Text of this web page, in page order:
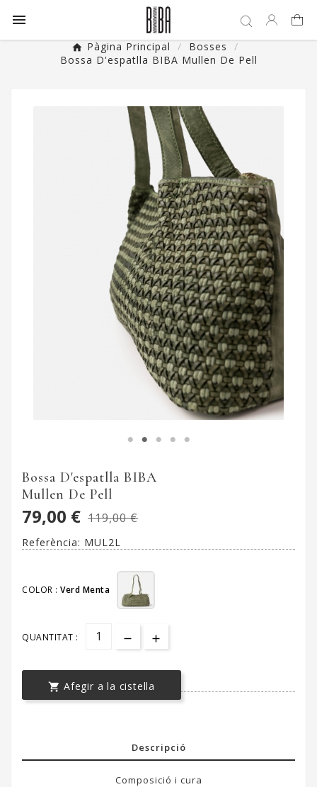

Pàgina Principal
Bosses
Bossa D'espatlla BIBA Mullen De Pell
Bossa D'espatlla BIBA
Mullen De Pell
79,00 € 119,00 €
Referència: MUL2L
COLOR : Verd Menta
QUANTITAT :
 Afegir a la cistella
Descripció
Composició i cura